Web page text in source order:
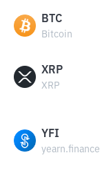
BTC
Bitcoin
XRP
XRP
YFI
yearn.finance